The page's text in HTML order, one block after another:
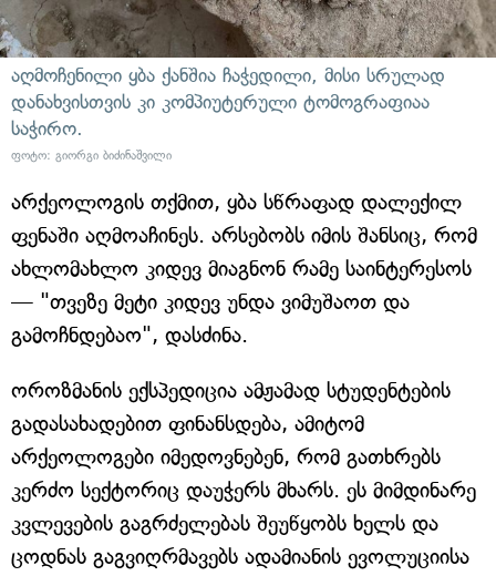
აღმოჩენილი ყბა ქანშია ჩაჭედილი, მისი სრულად
დანახვისთვის კი კომპიუტერული ტომოგრაფიაა
საჭირო.
ფოტო: გიორგი ბიძინაშვილი
არქეოლოგის თქმით, ყბა სწრაფად დალექილ
ფენაში აღმოაჩინეს. არსებობს იმის შანსიც, რომ
ახლომახლო კიდევ მიაგნონ რამე საინტერესოს
— "თვეზე მეტი კიდევ უნდა ვიმუშაოთ და
გამოჩნდებაო", დასძინა.
ოროზმანის ექსპედიცია ამჟამად სტუდენტების
გადასახადებით ფინანსდება, ამიტომ
არქეოლოგები იმედოვნებენ, რომ გათხრებს
კერძო სექტორიც დაუჭერს მხარს. ეს მიმდინარე
კვლევების გაგრძელებას შეუწყობს ხელს და
ცოდნას გაგვიღრმავებს ადამიანის ევოლუციისა